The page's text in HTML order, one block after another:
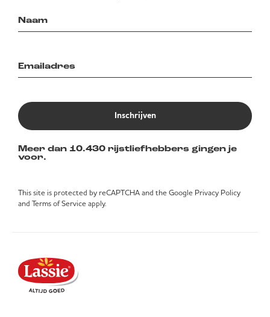
Inschrijven
Meer dan 10.430 rijstliefhebbers gingen je
voor.
This site is protected by reCAPTCHA and the Google Privacy Policy
and Terms of Service apply.